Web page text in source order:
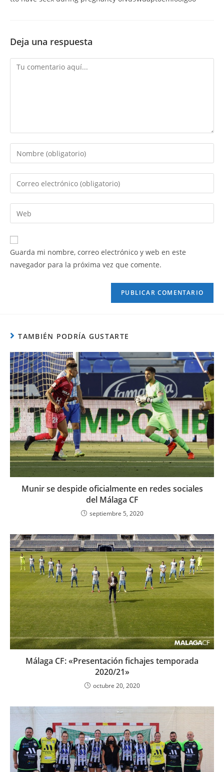
Deja una respuesta
Guarda mi nombre, correo electrónico y web en este
navegador para la próxima vez que comente.
TAMBIÉN PODRÍA GUSTARTE
Munir se despide oficialmente en redes sociales
del Málaga CF
septiembre 5, 2020
Málaga CF: «Presentación fichajes temporada
2020/21»
octubre 20, 2020